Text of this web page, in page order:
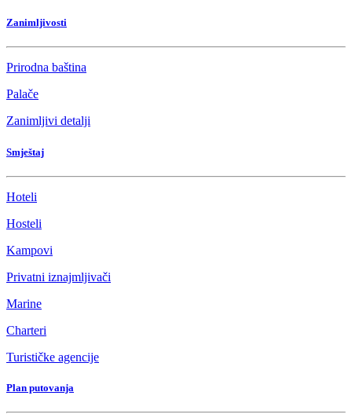
Zanimljivosti
Prirodna baština
Palače
Zanimljivi detalji
Smještaj
Hoteli
Hosteli
Kampovi
Privatni iznajmljivači
Marine
Charteri
Turističke agencije
Plan putovanja